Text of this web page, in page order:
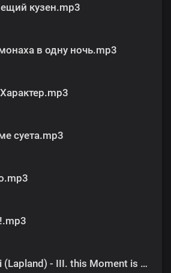
кузен.mp3
в одну ночь.mp3
суета.mp3
11. Lappi (Lapland) - III. this Moment is Eternity.mp3